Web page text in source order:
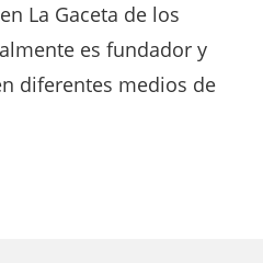
La Gaceta de los
es fundador y
diferentes medios de